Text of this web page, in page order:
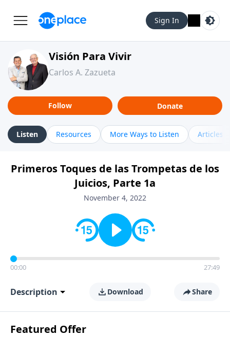
Sign In
Visión Para Vivir
Carlos A. Zazueta
Follow Donate
Listen Resources More Ways to Listen Articles
Primeros Toques de las Trompetas de los
Juicios, Parte 1a
November 4, 2022
00:00 27:49
Description Download Share
Featured Offer